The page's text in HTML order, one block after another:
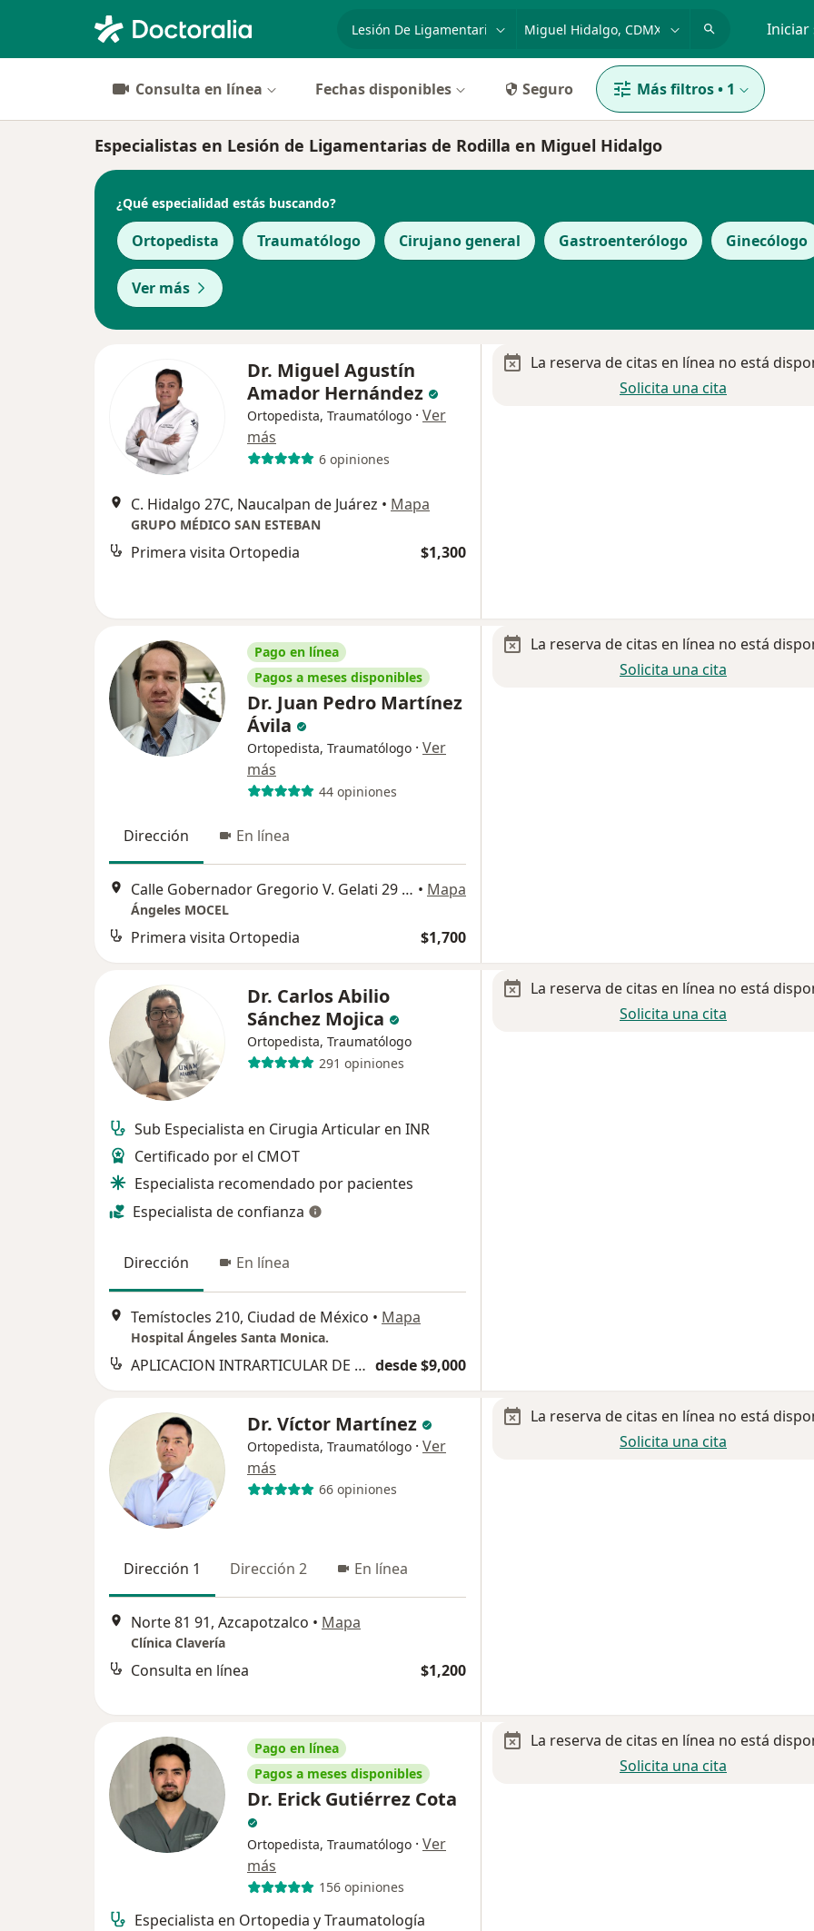
especialidad, enfermedad o nombre Iniciar
Consulta en línea Fechas disponibles Seguro Más filtros• 1
Especialistas en Lesión de Ligamentarias de Rodilla en Miguel Hidalgo
¿Qué especialidad estás buscando?
Ortopedista Traumatólogo Cirujano general Gastroenterólogo Ginecólogo
Ver más
Dr. Miguel Agustín
Amador Hernández
Ortopedista, Traumatólogo · Ver
más
6 opiniones
C. Hidalgo 27C, Naucalpan de Juárez • Mapa
GRUPO MÉDICO SAN ESTEBAN
Primera visita Ortopedia $1,300
La reserva de citas en línea no está
Solicita una cita
Pago en línea
Pagos a meses disponibles
Dr. Juan Pedro Martínez
Ávila
Ortopedista, Traumatólogo · Ver
más
44 opiniones
Dirección En línea
Calle Gobernador Gregorio V. Gelati 29 consultorio 213, Ciudad de México • Mapa
Ángeles MOCEL
Primera visita Ortopedia $1,700
La reserva de citas en línea no está
Solicita una cita
Dr. Carlos Abilio
Sánchez Mojica
Ortopedista, Traumatólogo
291 opiniones
Sub Especialista en Cirugia Articular en INR
Certificado por el CMOT
Especialista recomendado por pacientes
Especialista de confianza
Dirección En línea
Temístocles 210, Ciudad de México • Mapa
Hospital Ángeles Santa Monica.
APLICACION INTRARTICULAR DE PLASMA RICO EN PLAQUETAS desde $9,000
La reserva de citas en línea no está
Solicita una cita
Dr. Víctor Martínez
Ortopedista, Traumatólogo · Ver
más
66 opiniones
Dirección 1 Dirección 2 En línea
Norte 81 91, Azcapotzalco • Mapa
Clínica Clavería
Consulta en línea $1,200
La reserva de citas en línea no está
Solicita una cita
Pago en línea
Pagos a meses disponibles
Dr. Erick Gutiérrez Cota
Ortopedista, Traumatólogo · Ver
más
156 opiniones
Especialista en Ortopedia y Traumatología
La reserva de citas en línea no está
Solicita una cita